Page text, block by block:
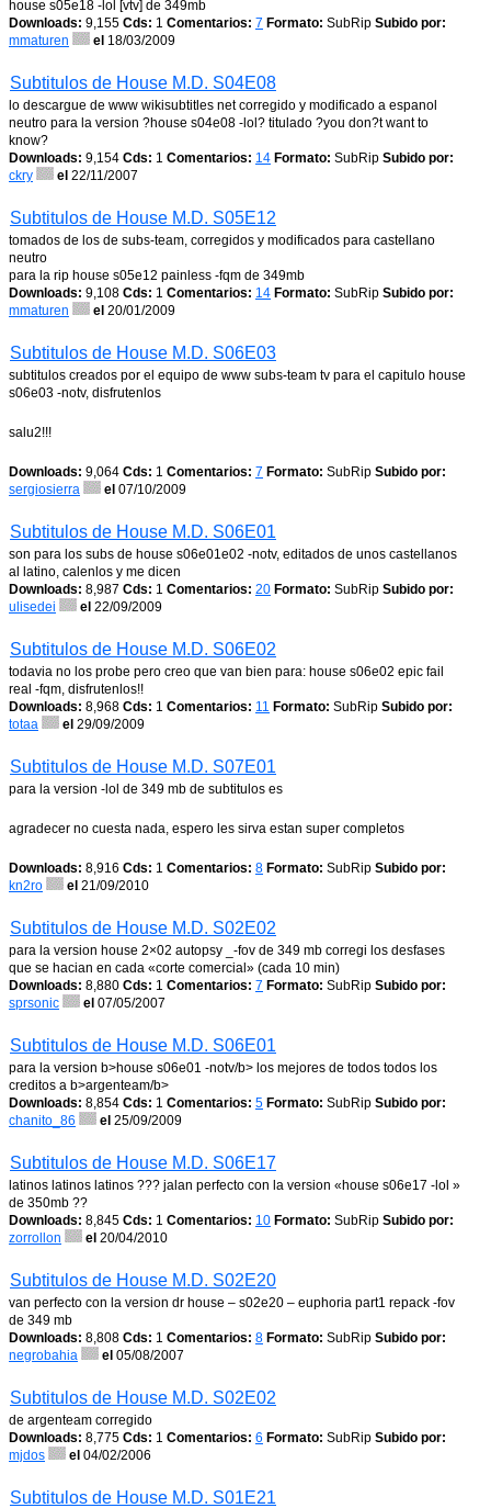
house s05e18 -lol [vtv] de 349mb
Downloads: 9,155 Cds: 1 Comentarios: 7 Formato: SubRip Subido por:
mmaturen
el 18/03/2009
Subtitulos de House M.D. S04E08
lo descargue de www wikisubtitles net corregido y modificado a espanol
neutro para la version ?house s04e08 -lol? titulado ?you don?t want to
know?
Downloads: 9,154 Cds: 1 Comentarios: 14 Formato: SubRip Subido por:
ckry
el 22/11/2007
Subtitulos de House M.D. S05E12
tomados de los de subs-team, corregidos y modificados para castellano
neutro
para la rip house s05e12 painless -fqm de 349mb
Downloads: 9,108 Cds: 1 Comentarios: 14 Formato: SubRip Subido por:
mmaturen
el 20/01/2009
Subtitulos de House M.D. S06E03
subtitulos creados por el equipo de www subs-team tv para el capitulo house
s06e03 -notv, disfrutenlos
salu2!!!
Downloads: 9,064 Cds: 1 Comentarios: 7 Formato: SubRip Subido por:
sergiosierra
el 07/10/2009
Subtitulos de House M.D. S06E01
son para los subs de house s06e01e02 -notv, editados de unos castellanos
al latino, calenlos y me dicen
Downloads: 8,987 Cds: 1 Comentarios: 20 Formato: SubRip Subido por:
ulisedei
el 22/09/2009
Subtitulos de House M.D. S06E02
todavia no los probe pero creo que van bien para: house s06e02 epic fail
real -fqm, disfrutenlos!!
Downloads: 8,968 Cds: 1 Comentarios: 11 Formato: SubRip Subido por:
totaa
el 29/09/2009
Subtitulos de House M.D. S07E01
para la version -lol de 349 mb de subtitulos es
agradecer no cuesta nada, espero les sirva estan super completos
Downloads: 8,916 Cds: 1 Comentarios: 8 Formato: SubRip Subido por:
kn2ro
el 21/09/2010
Subtitulos de House M.D. S02E02
para la version house 2×02 autopsy _-fov de 349 mb corregi los desfases
que se hacian en cada «corte comercial» (cada 10 min)
Downloads: 8,880 Cds: 1 Comentarios: 7 Formato: SubRip Subido por:
sprsonic
el 07/05/2007
Subtitulos de House M.D. S06E01
para la version b>house s06e01 -notv/b> los mejores de todos todos los
creditos a b>argenteam/b>
Downloads: 8,854 Cds: 1 Comentarios: 5 Formato: SubRip Subido por:
chanito_86
el 25/09/2009
Subtitulos de House M.D. S06E17
latinos latinos latinos ??? jalan perfecto con la version «house s06e17 -lol »
de 350mb ??
Downloads: 8,845 Cds: 1 Comentarios: 10 Formato: SubRip Subido por:
zorrollon
el 20/04/2010
Subtitulos de House M.D. S02E20
van perfecto con la version dr house – s02e20 – euphoria part1 repack -fov
de 349 mb
Downloads: 8,808 Cds: 1 Comentarios: 8 Formato: SubRip Subido por:
negrobahia
el 05/08/2007
Subtitulos de House M.D. S02E02
de argenteam corregido
Downloads: 8,775 Cds: 1 Comentarios: 6 Formato: SubRip Subido por:
mjdos
el 04/02/2006
Subtitulos de House M.D. S01E21